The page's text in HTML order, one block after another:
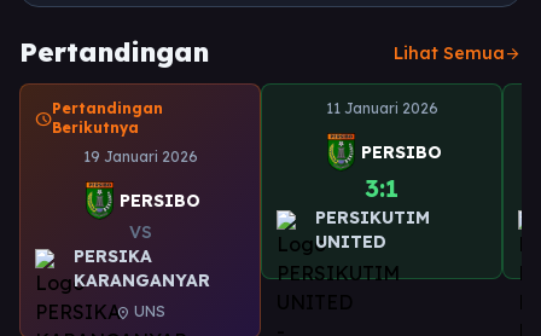
Pertandingan Lihat Semuaarrow_forward
schedule
Pertandingan
Berikutnya
19 Januari 2026
PERSIBO
VS
PERSIKA
KARANGANYAR
location_on UNS
11 Januari 2026
PERSIBO
3:1
PERSIKUTIM
UNITED